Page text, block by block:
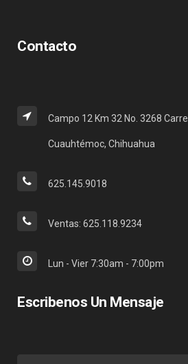
Contacto
Campo 12 Km 32 No. 3268
Cuauhtémoc, Chihuahua
625.145.9018
Ventas: 625.118.9234
Lun - Vier 7:30am - 7:00pm
Escribenos Un Mensaje